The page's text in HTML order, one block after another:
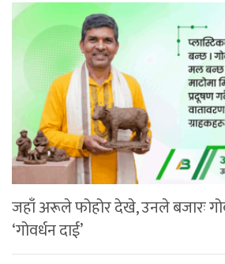
जहाँ अरूले फोहोर देखे, उनले बजारः
‘गोवर्धन दाई’